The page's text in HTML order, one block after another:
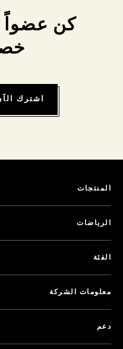
كن
خصم
اشترك
المنتجات
الرياضات
الفئة
معلومات الشركة
دعم